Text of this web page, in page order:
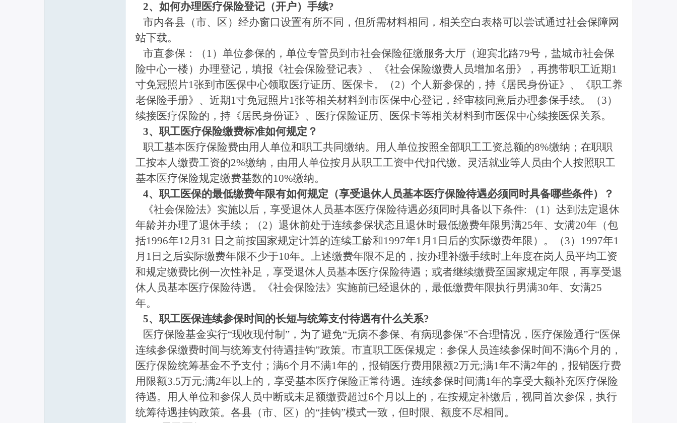
2、如何办理医疗保险登记（开户）手续?
市内各县（市、区）经办窗口设置有所不同，但所需材料相同，相关空白表格可以尝试通过社会保障网
站下载。
市直参保：（1）单位参保的，单位专管员到市社会保险征缴服务大厅（迎宾北路79号，盐城市社会保
险中心一楼）办理登记，填报《社会保险登记表》、《社会保险缴费人员增加名册》，再携带职工近期1
寸免冠照片1张到市医保中心领取医疗证历、医保卡。（2）个人新参保的，持《居民身份证》、《职工养
老保险手册》、近期1寸免冠照片1张等相关材料到市医保中心登记，经审核同意后办理参保手续。（3）
续接医疗保险的，持《居民身份证》、医疗保险证历、医保卡等相关材料到市医保中心续接医保关系。
3、职工医疗保险缴费标准如何规定？
职工基本医疗保险费由用人单位和职工共同缴纳。用人单位按照全部职工工资总额的8%缴纳；在职职
工按本人缴费工资的2%缴纳，由用人单位按月从职工工资中代扣代缴。灵活就业等人员由个人按照职工
基本医疗保险规定缴费基数的10%缴纳。
4、职工医保的最低缴费年限有如何规定（享受退休人员基本医疗保险待遇必须同时具备哪些条件）？
《社会保险法》实施以后，享受退休人员基本医疗保险待遇必须同时具备以下条件: （1）达到法定退休
年龄并办理了退休手续；（2）退休前处于连续参保状态且退休时最低缴费年限男满25年、女满20年（包
括1996年12月31 日之前按国家规定计算的连续工龄和1997年1月1日后的实际缴费年限）。（3）1997年1
月1日之后实际缴费年限不少于10年。上述缴费年限不足的，按办理补缴手续时上年度在岗人员平均工资
和规定缴费比例一次性补足，享受退休人员基本医疗保险待遇；或者继续缴费至国家规定年限，再享受退
休人员基本医疗保险待遇。《社会保险法》实施前已经退休的，最低缴费年限执行男满30年、女满25
年。
5、职工医保连续参保时间的长短与统筹支付待遇有什么关系?
医疗保险基金实行“现收现付制”，为了避免“无病不参保、有病现参保”不合理情况，医疗保险通行“医保
连续参保缴费时间与统筹支付待遇挂钩”政策。市直职工医保规定：参保人员连续参保时间不满6个月的，
医疗保险统筹基金不予支付；满6个月不满1年的，报销医疗费用限额2万元;满1年不满2年的，报销医疗费
用限额3.5万元;满2年以上的，享受基本医疗保险正常待遇。连续参保时间满1年的享受大额补充医疗保险
待遇。用人单位和参保人员中断或未足额缴费超过6个月以上的，在按规定补缴后，视同首次参保，执行
统筹待遇挂钩政策。各县（市、区）的“挂钩”模式一致，但时限、额度不尽相同。